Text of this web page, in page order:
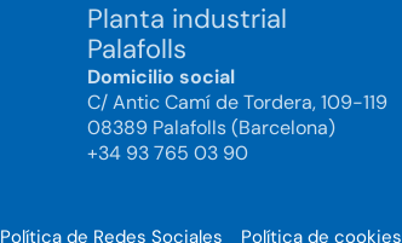
Planta industrial
Palafolls
Domicilio social
C/ Antic Camí de Tordera, 109-119
08389 Palafolls (Barcelona)
+34 93 765 03 90
Política de Redes Sociales Política de cookies